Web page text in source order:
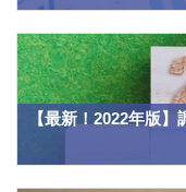
【最新！2022年版